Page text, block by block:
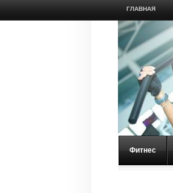
ГЛАВНАЯ
Фитнес